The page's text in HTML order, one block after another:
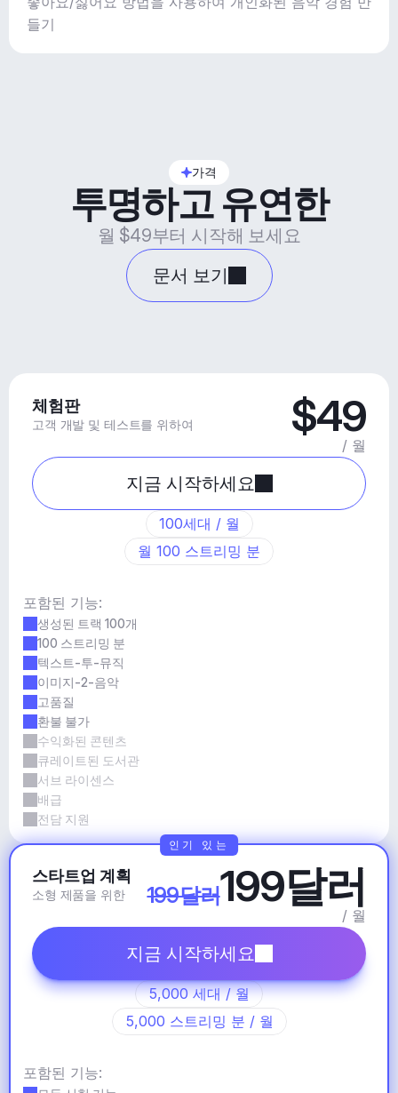
들기
가격
투명하고 유연한
월 $49부터 시작해 보세요
문서 보기
체험판
고객 개발 및 테스트를 위하여 $49
/ 월
지금 시작하세요
100세대 / 월
월 100 스트리밍 분
포함된 기능:
생성된 트랙 100개
100 스트리밍 분
텍스트-투-뮤직
이미지-2-음악
고품질
환불 불가
수익화된 콘텐츠
큐레이트된 도서관
서브 라이센스
배급
전담 지원
스타트업 계획
소형 제품을 위한 199달러199달러
/ 월
지금 시작하세요
5,000 세대 / 월
5,000 스트리밍 분 / 월
포함된 기능:
인기 있는